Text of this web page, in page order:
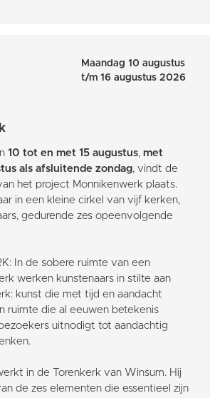
Maandag 10 augustus
t/m 16 augustus 2026
10 tot en met 15 augustus, met
als afsluitende zondag, vindt de
het project Monnikenwerk plaats.
in een kleine cirkel van vijf kerken,
gedurende zes opeenvolgende
In de sobere ruimte van een
werken kunstenaars in stilte aan
kunst die met tijd en aandacht
ruimte die al eeuwen betekenis
uitnodigt tot aandachtig
in de Torenkerk van Winsum. Hij
de zes elementen die essentieel zijn